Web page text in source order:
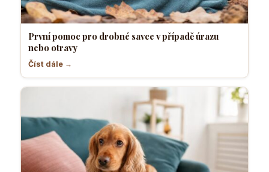
První pomoc pro drobné savce v případě úrazu
nebo otravy
Číst dále →